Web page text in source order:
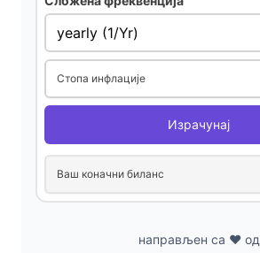
o
Стопа инфлације
Израчунај
Ваш коначни биланс
направљен са ❤ од